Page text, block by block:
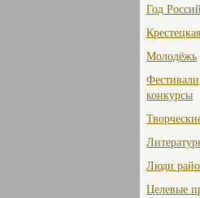
Год
Молодёжь
конкурсы
Люди
Целевые